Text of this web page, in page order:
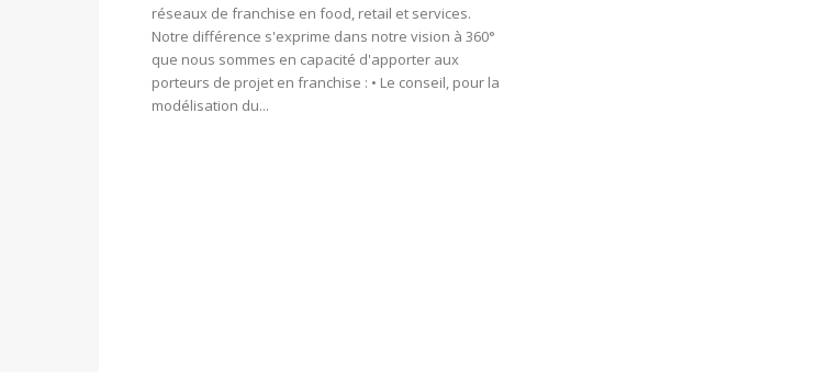
réseaux de franchise en food, retail et services.
Notre différence s'exprime dans notre vision à 360°
que nous sommes en capacité d'apporter aux
porteurs de projet en franchise : • Le conseil, pour la
modélisation du...